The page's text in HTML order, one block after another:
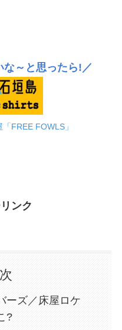
な～と思ったら!／
FREE FOWLS」
ンク
ーズ／床屋ロケ
?